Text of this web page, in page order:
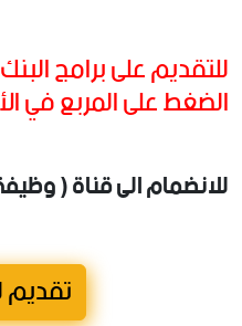
للتقديم على برامج
الضغط على المربع في
للانضمام الى قناة (